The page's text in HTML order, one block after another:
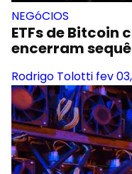
NEGóCIOS
ETFs de Bitcoin
encerram
Rodrigo Tolotti fev